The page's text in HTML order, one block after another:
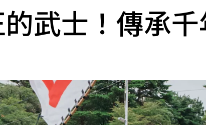
武士！傳承